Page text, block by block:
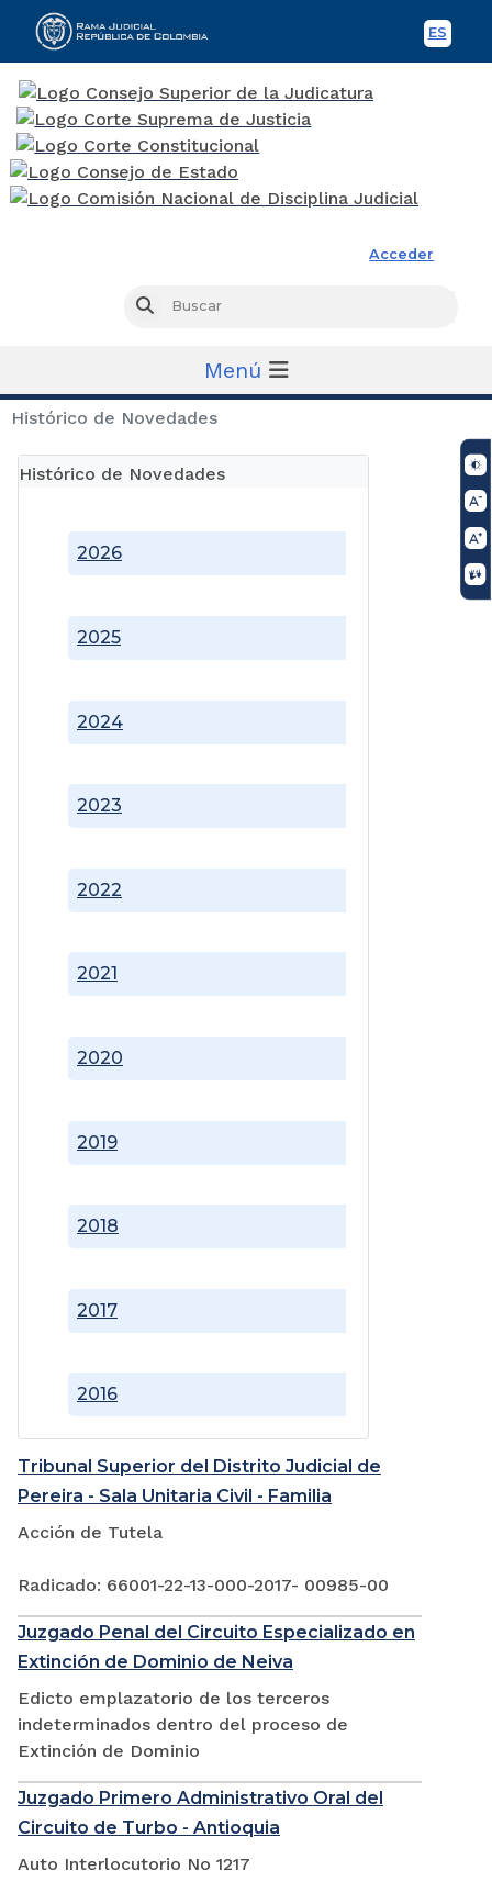
ES
Acceder
Buscar
Menú
Histórico de Novedades
Histórico de Novedades
2016
2017
2018
2019
2020
2021
2022
2023
2024
2025
2026
Tribunal Superior del Distrito Judicial de
Pereira - Sala Unitaria Civil - Familia
Acción de Tutela
Radicado: 66001-22-13-000-2017- 00985-00
Juzgado Penal del Circuito Especializado en
Extinción de Dominio de Neiva
Edicto emplazatorio de los terceros
indeterminados dentro del proceso de
Extinción de Dominio
Juzgado Primero Administrativo Oral del
Circuito de Turbo - Antioquia
Auto Interlocutorio No 1217